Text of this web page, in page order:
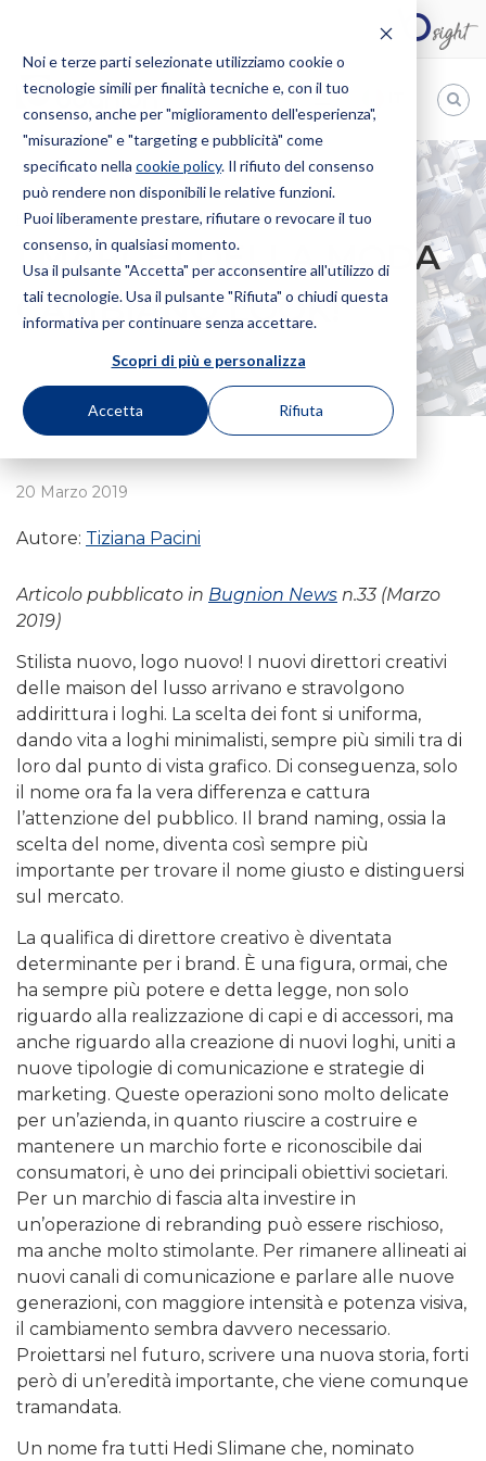
Noi e terze parti selezionate utilizziamo cookie o
tecnologie simili per finalità tecniche e, con il tuo
consenso, anche per "miglioramento dell'esperienza",
"misurazione" e "targeting e pubblicità" come
specificato nella cookie policy. Il rifiuto del consenso
può rendere non disponibili le relative funzioni.
Puoi liberamente prestare, rifiutare o revocare il tuo
consenso, in qualsiasi momento.
Usa il pulsante "Accetta" per acconsentire all'utilizzo di
tali tecnologie. Usa il pulsante "Rifiuta" o chiudi questa
informativa per continuare senza accettare.
Scopri di più e personalizza
Accetta Rifiuta
Bugnion
The
way
HOME NEWS I MARCHI DELLA MODA CAMBIANO LOOK!
I MARCHI DELLA MODA
CAMBIANO LOOK!
20 Marzo 2019
Autore: Tiziana Pacini
Articolo pubblicato in Bugnion News n.33 (Marzo
2019)
Stilista nuovo, logo nuovo! I nuovi direttori creativi
delle maison del lusso arrivano e stravolgono
addirittura i loghi. La scelta dei font si uniforma,
dando vita a loghi minimalisti, sempre più simili tra di
loro dal punto di vista grafico. Di conseguenza, solo
il nome ora fa la vera differenza e cattura
l’attenzione del pubblico. Il brand naming, ossia la
scelta del nome, diventa così sempre più
importante per trovare il nome giusto e distinguersi
sul mercato.
La qualifica di direttore creativo è diventata
determinante per i brand. È una figura, ormai, che
ha sempre più potere e detta legge, non solo
riguardo alla realizzazione di capi e di accessori, ma
anche riguardo alla creazione di nuovi loghi, uniti a
nuove tipologie di comunicazione e strategie di
marketing. Queste operazioni sono molto delicate
per un’azienda, in quanto riuscire a costruire e
mantenere un marchio forte e riconoscibile dai
consumatori, è uno dei principali obiettivi societari.
Per un marchio di fascia alta investire in
un’operazione di rebranding può essere rischioso,
ma anche molto stimolante. Per rimanere allineati ai
nuovi canali di comunicazione e parlare alle nuove
generazioni, con maggiore intensità e potenza visiva,
il cambiamento sembra davvero necessario.
Proiettarsi nel futuro, scrivere una nuova storia, forti
però di un’eredità importante, che viene comunque
tramandata.
Un nome fra tutti Hedi Slimane che, nominato